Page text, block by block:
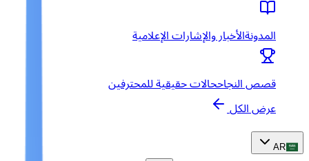
المدونةالأخبار والإشارات الإعلامية
قصص النجاححالات حقيقية للمحترفين
عرض الكل
AR